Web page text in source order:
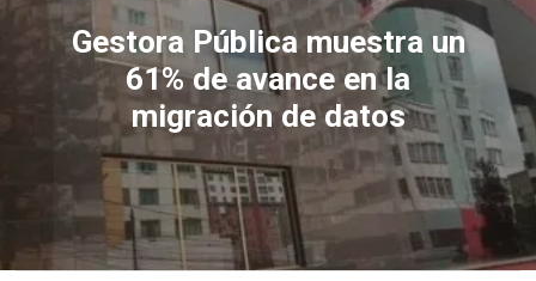
Gestora Pública muestra un
61% de avance en la
migración de datos